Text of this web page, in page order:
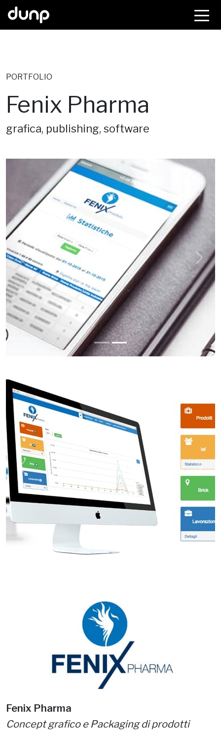
dunp
PORTFOLIO
Fenix Pharma
grafica, publishing, software
Indietro
Indietro
Fenix Pharma
Concept grafico e Packaging di prodotti